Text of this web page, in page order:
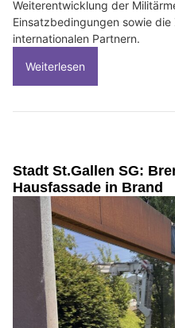
Weiterentwicklung der
Einsatzbedingungen sowie
internationalen Partnern.
Weiterlesen
Stadt St.Gallen SG:
Hausfassade in Brand